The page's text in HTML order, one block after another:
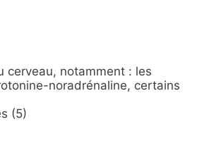
cerveau, notamment : les
noradrénaline, certains
(5)